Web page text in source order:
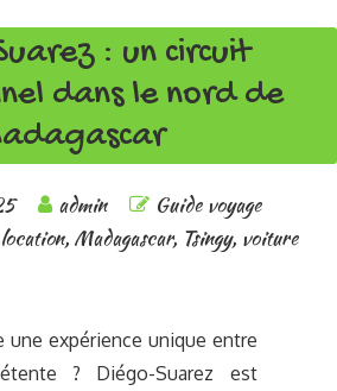
: un circuit
dans le nord de
admin
Guide voyage
location, Madagascar, Tsingy, voiture
une expérience unique entre
? Diégo-Suarez est